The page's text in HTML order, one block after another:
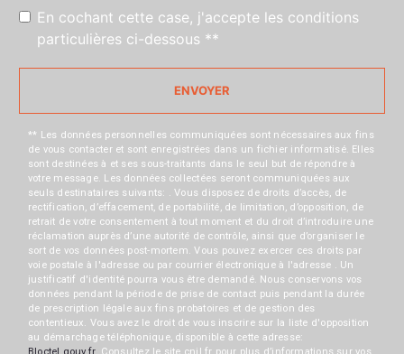
En cochant cette case, j'accepte les conditions
particulières ci-dessous **
ENVOYER
** Les données personnelles communiquées sont nécessaires aux fins
de vous contacter et sont enregistrées dans un fichier informatisé. Elles
sont destinées à et ses sous-traitants dans le seul but de répondre à
votre message. Les données collectées seront communiquées aux
seuls destinataires suivants: . Vous disposez de droits d’accès, de
rectification, d’effacement, de portabilité, de limitation, d’opposition, de
retrait de votre consentement à tout moment et du droit d’introduire une
réclamation auprès d’une autorité de contrôle, ainsi que d’organiser le
sort de vos données post-mortem. Vous pouvez exercer ces droits par
voie postale à l'adresse ou par courrier électronique à l'adresse . Un
justificatif d'identité pourra vous être demandé. Nous conservons vos
données pendant la période de prise de contact puis pendant la durée
de prescription légale aux fins probatoires et de gestion des
contentieux. Vous avez le droit de vous inscrire sur la liste d'opposition
au démarchage téléphonique, disponible à cette adresse: